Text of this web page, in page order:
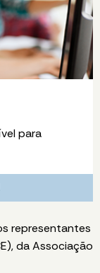
para
representantes
da Associação